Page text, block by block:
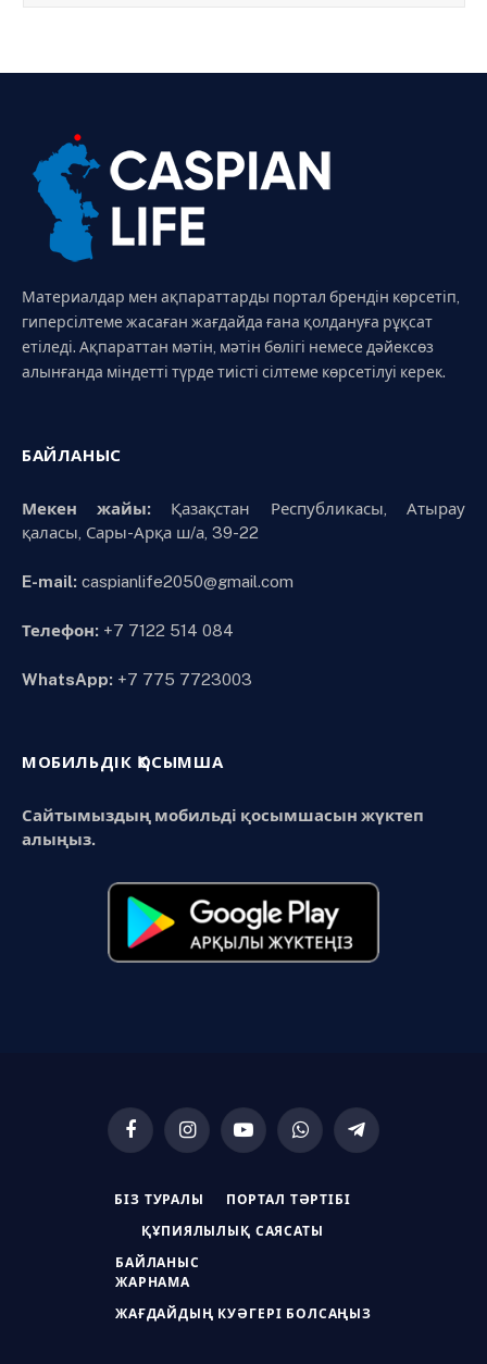
Материалдар мен ақпараттарды портал брендін көрсетіп,
гиперсілтеме жасаған жағдайда ғана қолдануға рұқсат
етіледі. Ақпараттан мәтін, мәтін бөлігі немесе дәйексөз
алынғанда міндетті түрде тиісті сілтеме көрсетілуі керек.
БАЙЛАНЫС
Мекен жайы:Қазақстан Республикасы, Атырау
қаласы, Сары-Арқа ш/а, 39-22
E-mail: caspianlife2050@gmail.com
Телефон: +7 7122 514 084
WhatsApp: +7 775 7723003
МОБИЛЬДІК ҚОСЫМША
Сайтымыздың мобильді қосымшасын жүктеп
алыңыз.
FacebookInstagramYouTubeWhatsAppTelegram
БІЗ ТУРАЛЫ ПОРТАЛ ТӘРТІБІ
ҚҰПИЯЛЫЛЫҚ САЯСАТЫ
БАЙЛАНЫС
ЖАРНАМА
ЖАҒДАЙДЫҢ КУӘГЕРІ БОЛСАҢЫЗ